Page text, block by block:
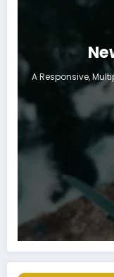
A Responsive,